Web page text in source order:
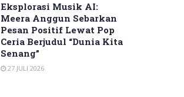
Eksplorasi Musik AI:
Meera Anggun Sebarkan
Pesan Positif Lewat Pop
Ceria Berjudul “Dunia Kita
Senang”
27 JULI 2026